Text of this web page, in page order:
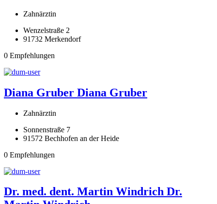
Zahnärztin
Wenzelstraße 2
91732 Merkendorf
0 Empfehlungen
Diana Gruber Diana Gruber
Zahnärztin
Sonnenstraße 7
91572 Bechhofen an der Heide
0 Empfehlungen
Dr. med. dent. Martin Windrich Dr.